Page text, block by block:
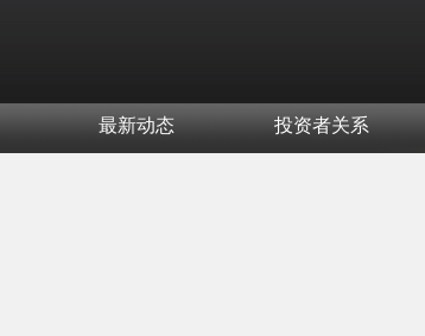
最新动态 投资者关系